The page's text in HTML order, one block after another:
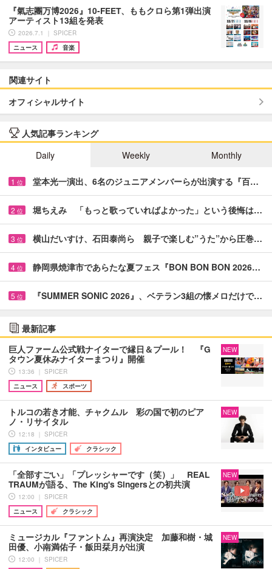
『氣志團万博2026』10-FEET、ももクロら第1弾出演
アーティスト13組を発表
2026.7.1 ｜ SPICER
ニュース
音楽
関連サイト
オフィシャルサイト
人気記事ランキング
Daily
Weekly Monthly
1 位 堂本光一演出、6名のジュニアメンバーらが出演する『百…
2 位 堀ちえみ 「もっと歌っていればよかった」という後悔は…
3 位 横山だいすけ、石田泰尚ら 親子で楽しむ”うた”から圧巻…
4 位 静岡県焼津市であらたな夏フェス『BON BON BON 2026…
5 位 『SUMMER SONIC 2026』、ベテラン3組の懐メロだけで…
最新記事
巨人ファーム公式戦ナイターで縁日＆プール！ 『G
タウン夏休みナイターまつり』開催
13:36 ｜ SPICER
ニュース
スポーツ
NEW
トルコの若き才能、チャクムル 彩の国で初のピア
ノ・リサイタル
12:18 ｜ SPICER
インタビュー
クラシック
NEW
「全部すごい」「プレッシャーです（笑）」 REAL
TRAUMが語る、The King's Singersとの初共演
12:00 ｜ SPICER
ニュース
クラシック
NEW
ミュージカル『ファントム』再演決定 加藤和樹・城
田優、小南満佑子・飯田栞月が出演
12:00 ｜ SPICER
NEW